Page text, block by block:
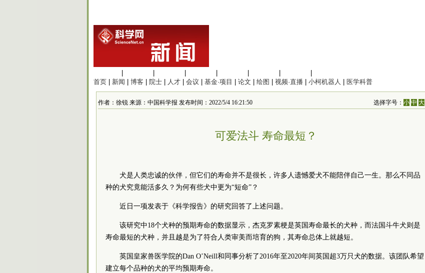
首页
新闻 博客 院士 人才 会议 基金·项目 论文 绘图 视频·直播 小柯机器人 医学科普
作者：徐锐 来源：中国科学报 发布时间：2022/5/4 16:21:50 选择字号：小 中 大
可爱法斗 寿命最短？
犬是人类忠诚的伙伴，但它们的寿命并不是很长，许多人遗憾爱犬不能陪伴自己一生。那么不同品
种的犬究竟能活多久？为何有些犬中更为“短命”？
近日一项发表于《科学报告》的研究回答了上述问题。
该研究中18个犬种的预期寿命的数据显示，杰克罗素梗是英国寿命最长的犬种，而法国斗牛犬则是
寿命最短的犬种，并且越是为了符合人类审美而培育的狗，其寿命总体上就越短。
英国皇家兽医学院的Dan O’Neill和同事分析了2016年至2020年间英国超3万只犬的数据。该团队希望
建立每个品种的犬的平均预期寿命。